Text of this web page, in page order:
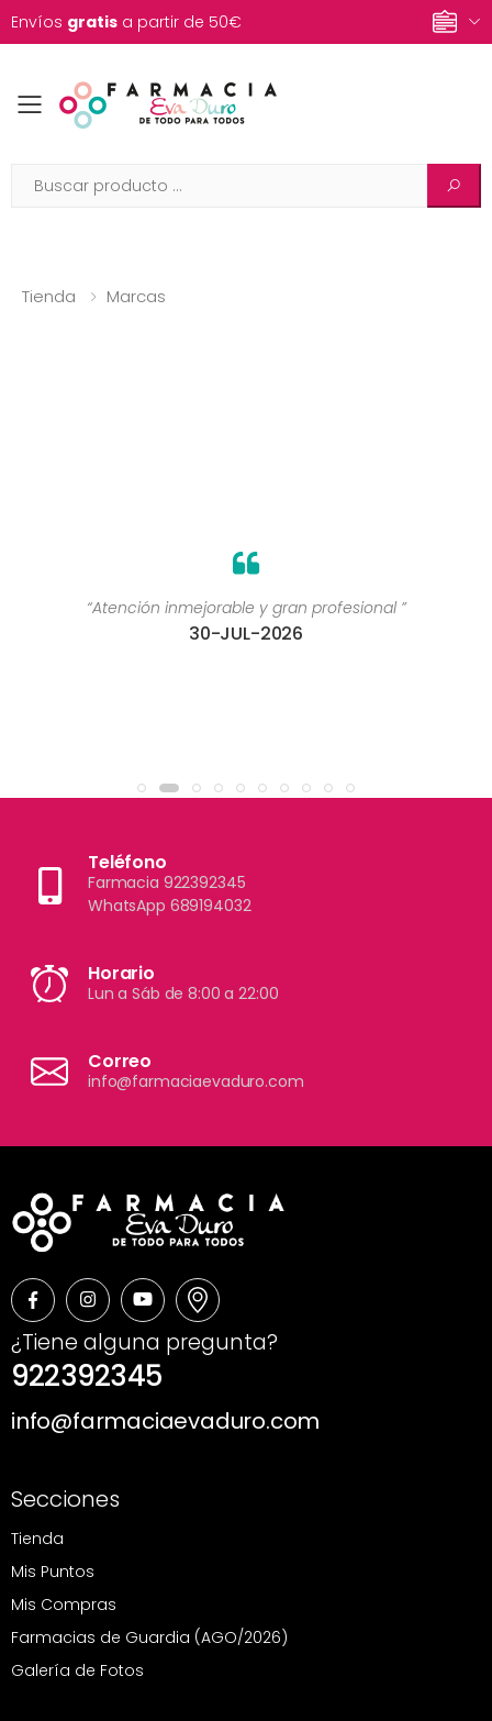
Envíos gratis a partir de 50€
Toggle mobile menu
Tienda Marcas
“Atención inmejorable y gran profesional ”
30-JUL-2026
Teléfono
Farmacia 922392345
WhatsApp 689194032
Horario
Lun a Sáb de 8:00 a 22:00
Correo
info@farmaciaevaduro.com
¿Tiene alguna pregunta?
922392345
info@farmaciaevaduro.com
Secciones
Tienda
Mis Puntos
Mis Compras
Farmacias de Guardia (AGO/2026)
Galería de Fotos